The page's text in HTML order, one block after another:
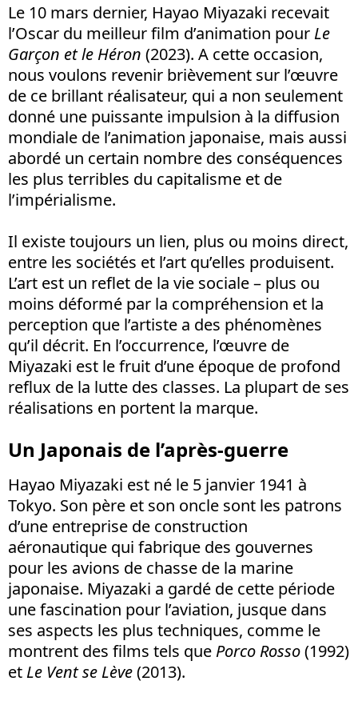
Le 10 mars dernier, Hayao Miyazaki recevait
l’Oscar du meilleur film d’animation pour Le
Garçon et le Héron (2023). A cette occasion,
nous voulons revenir brièvement sur l’œuvre
de ce brillant réalisateur, qui a non seulement
donné une puissante impulsion à la diffusion
mondiale de l’animation japonaise, mais aussi
abordé un certain nombre des conséquences
les plus terribles du capitalisme et de
l’impérialisme.
Il existe toujours un lien, plus ou moins direct,
entre les sociétés et l’art qu’elles produisent.
L’art est un reflet de la vie sociale – plus ou
moins déformé par la compréhension et la
perception que l’artiste a des phénomènes
qu’il décrit. En l’occurrence, l’œuvre de
Miyazaki est le fruit d’une époque de profond
reflux de la lutte des classes. La plupart de ses
réalisations en portent la marque.
Un Japonais de l’après-guerre
Hayao Miyazaki est né le 5 janvier 1941 à
Tokyo. Son père et son oncle sont les patrons
d’une entreprise de construction
aéronautique qui fabrique des gouvernes
pour les avions de chasse de la marine
japonaise. Miyazaki a gardé de cette période
une fascination pour l’aviation, jusque dans
ses aspects les plus techniques, comme le
montrent des films tels que Porco Rosso(1992)
et Le Vent se Lève(2013).